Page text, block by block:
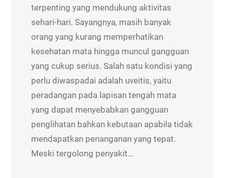
terpenting yang mendukung aktivitas
sehari-hari. Sayangnya, masih banyak
orang yang kurang memperhatikan
kesehatan mata hingga muncul gangguan
yang cukup serius. Salah satu kondisi yang
perlu diwaspadai adalah uveitis, yaitu
peradangan pada lapisan tengah mata
yang dapat menyebabkan gangguan
penglihatan bahkan kebutaan apabila tidak
mendapatkan penanganan yang tepat.
Meski tergolong penyakit…